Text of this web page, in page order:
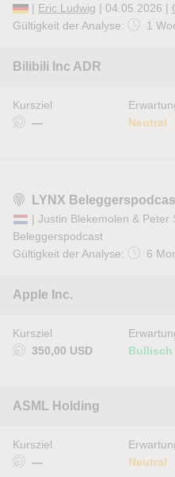
| Eric Ludwig | 04.05.2026 |
Gültigkeit der Analyse:
1
Bilibili Inc ADR
Kursziel
—
Neutral
LYNX
| Justin Blekemolen & Peter
Beleggerspodcast
Gültigkeit der Analyse:
6
Apple Inc.
Kursziel
350,00 USD
Bullisch
ASML Holding
Kursziel
—
Neutral